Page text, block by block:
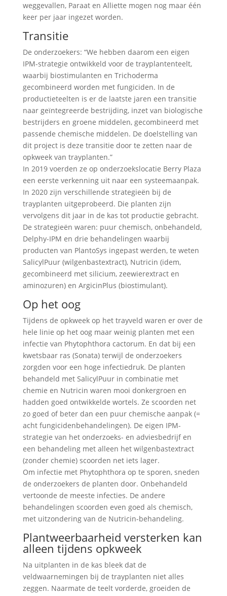
weggevallen, Paraat en Alliette mogen nog maar één
keer per jaar ingezet worden.
Transitie
De onderzoekers: “We hebben daarom een eigen
IPM-strategie ontwikkeld voor de trayplantenteelt,
waarbij biostimulanten en Trichoderma
gecombineerd worden met fungiciden. In de
productieteelten is er de laatste jaren een transitie
naar geïntegreerde bestrijding, inzet van biologische
bestrijders en groene middelen, gecombineerd met
passende chemische middelen. De doelstelling van
dit project is deze transitie door te zetten naar de
opkweek van trayplanten.”
In 2019 voerden ze op onderzoekslocatie Berry Plaza
een eerste verkenning uit naar een systeemaanpak.
In 2020 zijn verschillende strategieën bij de
trayplanten uitgeprobeerd. Die planten zijn
vervolgens dit jaar in de kas tot productie gebracht.
De strategieën waren: puur chemisch, onbehandeld,
Delphy-IPM en drie behandelingen waarbij
producten van PlantoSys ingepast werden, te weten
SalicylPuur (wilgenbastextract), Nutricin (idem,
gecombineerd met silicium, zeewierextract en
aminozuren) en ArgicinPlus (biostimulant).
Op het oog
Tijdens de opkweek op het trayveld waren er over de
hele linie op het oog maar weinig planten met een
infectie van Phytophthora cactorum. En dat bij een
kwetsbaar ras (Sonata) terwijl de onderzoekers
zorgden voor een hoge infectiedruk. De planten
behandeld met SalicylPuur in combinatie met
chemie en Nutricin waren mooi donkergroen en
hadden goed ontwikkelde wortels. Ze scoorden net
zo goed of beter dan een puur chemische aanpak (=
acht fungicidenbehandelingen). De eigen IPM-
strategie van het onderzoeks- en adviesbedrijf en
een behandeling met alleen het wilgenbastextract
(zonder chemie) scoorden net iets lager.
Om infectie met Phytophthora op te sporen, sneden
de onderzoekers de planten door. Onbehandeld
vertoonde de meeste infecties. De andere
behandelingen scoorden even goed als chemisch,
met uitzondering van de Nutricin-behandeling.
Plantweerbaarheid versterken kan
alleen tijdens opkweek
Na uitplanten in de kas bleek dat de
veldwaarnemingen bij de trayplanten niet alles
zeggen. Naarmate de teelt vorderde, groeiden de